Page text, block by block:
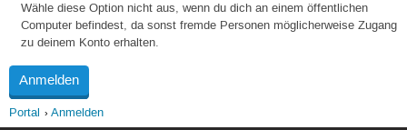
Wähle diese Option nicht aus, wenn du dich an einem öffentlichen
Computer befindest, da sonst fremde Personen möglicherweise Zugang
zu deinem Konto erhalten.
Portal Anmelden